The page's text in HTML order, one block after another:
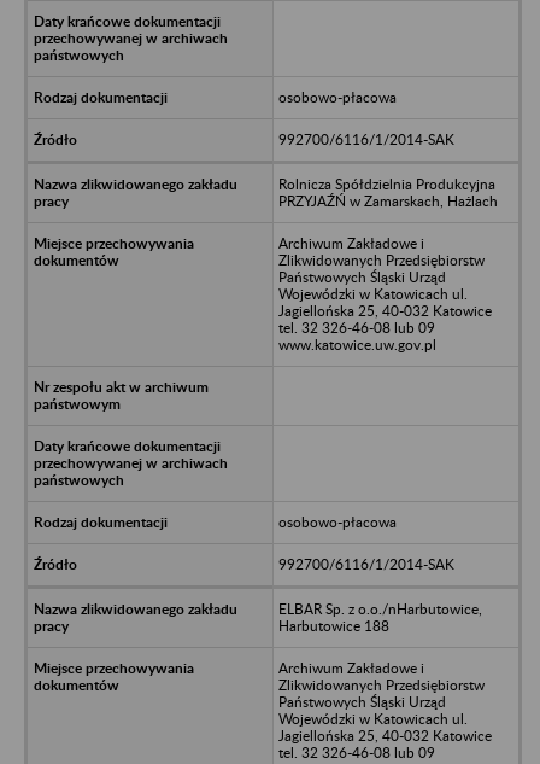
osobowo-płacowa
992700/6116/1/2014-SAK
Rolnicza Spółdzielnia Produkcyjna
PRZYJAŹŃ w Zamarskach, Hażlach
Archiwum Zakładowe i
Zlikwidowanych Przedsiębiorstw
Państwowych Śląski Urząd
Wojewódzki w Katowicach ul.
Jagiellońska 25, 40-032 Katowice
tel. 32 326-46-08 lub 09
www.katowice.uw.gov.pl
osobowo-płacowa
992700/6116/1/2014-SAK
ELBAR Sp. z o.o./nHarbutowice,
Harbutowice 188
Archiwum Zakładowe i
Zlikwidowanych Przedsiębiorstw
Państwowych Śląski Urząd
Wojewódzki w Katowicach ul.
Jagiellońska 25, 40-032 Katowice
tel. 32 326-46-08 lub 09